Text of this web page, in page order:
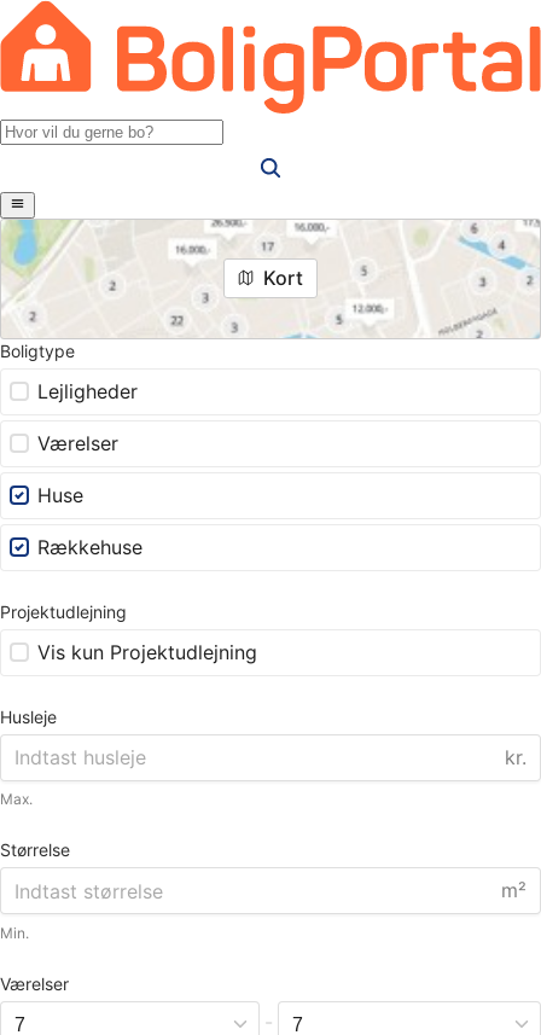
Kort
Boligtype
Lejligheder
Værelser
Huse
Rækkehuse
Projektudlejning
Vis kun Projektudlejning
Husleje
kr.
Max.
Størrelse
m²
Min.
Værelser
-